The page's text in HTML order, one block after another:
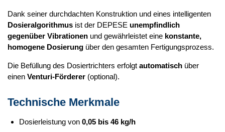
Dank seiner durchdachten Konstruktion und eines intelligenten
Dosieralgorithmus ist der DEPESE unempfindlich
gegenüber Vibrationen und gewährleistet eine konstante,
homogene Dosierung über den gesamten Fertigungsprozess.
Die Befüllung des Dosiertrichters erfolgt automatisch über
einen Venturi-Förderer (optional).
Technische Merkmale
Dosierleistung von 0,05 bis 46 kg/h